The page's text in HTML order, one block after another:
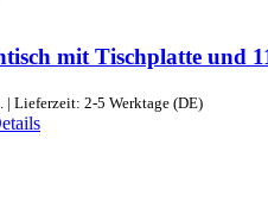
mit Tischplatte und
Lieferzeit: 2-5 Werktage (DE)